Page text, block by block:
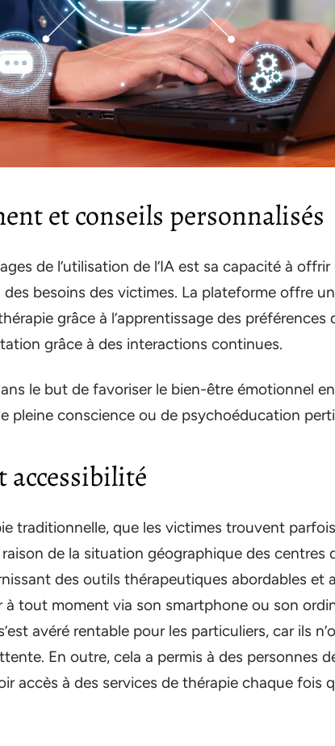
et conseils personnalisés
de l’utilisation de l’IA est sa capacité à
besoins des victimes. La plateforme offre
grâce à l’apprentissage des préférences
grâce à des interactions continues.
le but de favoriser le bien-être émotionnel
pleine conscience ou de psychoéducation
accessibilité
traditionnelle, que les victimes trouvent
de la situation géographique des centres
des outils thérapeutiques abordables et
tout moment via son smartphone ou son
avéré rentable pour les particuliers, car ils
En outre, cela a permis à des personnes
accès à des services de thérapie chaque fois